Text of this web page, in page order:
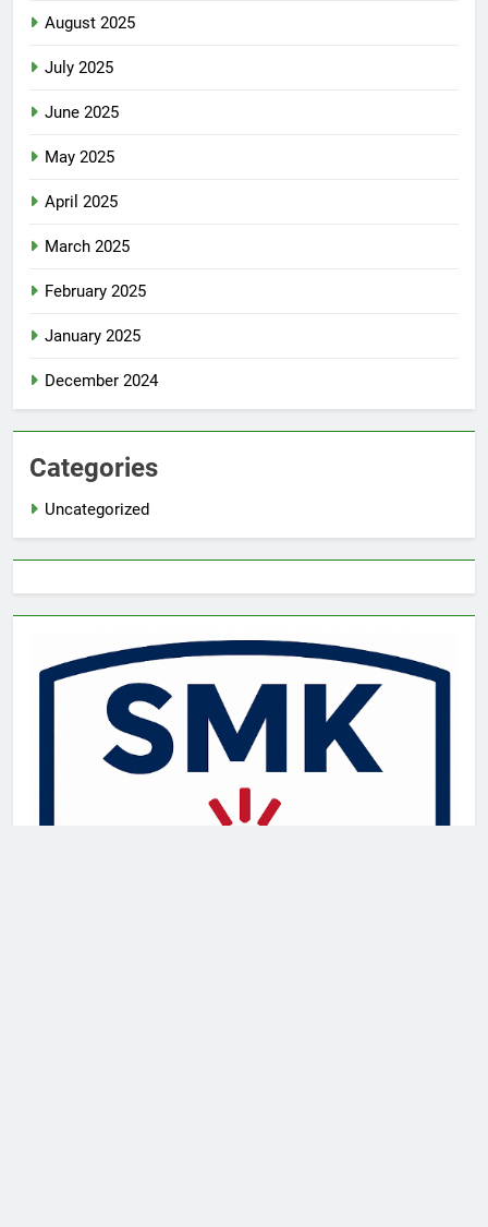
August 2025
July 2025
June 2025
May 2025
April 2025
March 2025
February 2025
January 2025
December 2024
Categories
Uncategorized